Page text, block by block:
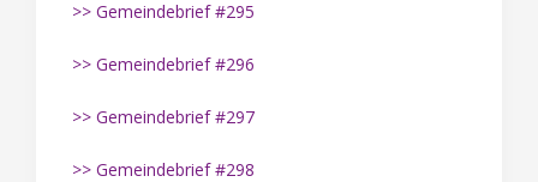
>> Gemeindebrief #295
>> Gemeindebrief #296
>> Gemeindebrief #297
>> Gemeindebrief #298